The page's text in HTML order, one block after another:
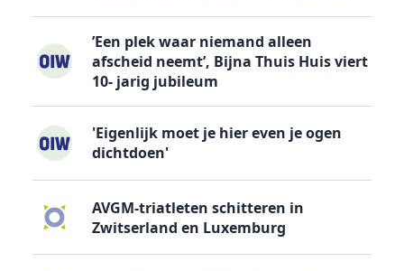
’Een plek waar niemand alleen
afscheid neemt’, Bijna Thuis Huis viert
10- jarig jubileum
'Eigenlijk moet je hier even je ogen
dichtdoen'
AVGM-triatleten schitteren in
Zwitserland en Luxemburg